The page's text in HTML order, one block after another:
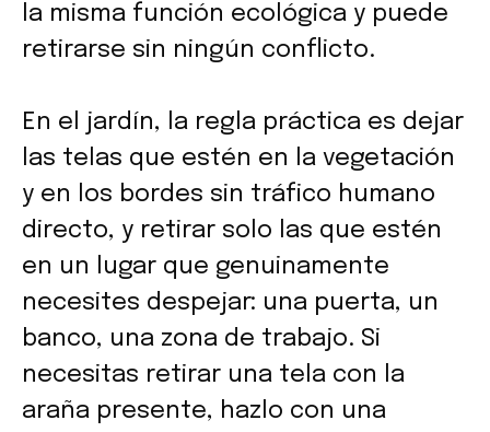
la misma función ecológica y puede
retirarse sin ningún conflicto.
En el jardín, la regla práctica es dejar
las telas que estén en la vegetación
y en los bordes sin tráfico humano
directo, y retirar solo las que estén
en un lugar que genuinamente
necesites despejar: una puerta, un
banco, una zona de trabajo. Si
necesitas retirar una tela con la
araña presente, hazlo con una